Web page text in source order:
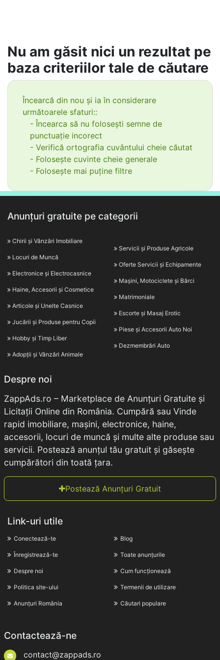
Nu am găsit nici un rezultat pe
baza criteriilor tale de căutare
Încearcă din nou și ia în considerare
următoarele sfaturi::
- Încearca să nu folosești semne de
punctuație incorect
- Verifică ortografia cuvântului cheie căutat
- Folosește cuvinte cheie generale
- Folosește mai puține filtre
Anunțuri gratuite pe categorii
Chirii și Vânzări Imobiliare
Locuri de Muncă
Electronice și Electrocasnice
Haine, Accesorii și Cosmetice
Articole și Unelte Casnice
Jucării și Produse pentru Copii
Hobby și Timp Liber
Adopții și Vânzări Animale
Servicii și Produse Agricole
Oferte Servicii și Echipamente
Mașini, Motociclete și Bărci
Matrimoniale
Escorte și Masaj Erotic
Piese și Accesorii Auto Noi
Dezmembrări Auto
Despre noi
ZappAds.ro – Marketplace de Anunțuri Gratuite și
Licitații Online din România. Cumpără sau Vinde
rapid imobiliare, mașini, electronice, haine,
accesorii, locuri de muncă și multe alte produse sau
servicii. Postează anunțul tău gratuit și găsește
cumpărători din toată țara.
Postează Anunțuri Gratuit
Link-uri utile
Conectează-te
Înregistrează-te
Despre noi
Politica site-ului
Anunțuri România
Blog
Toate anunțurile
Cum funcționează
Termenii de utilizare
Căutari populare
Contactează-ne
contact@zappads.ro